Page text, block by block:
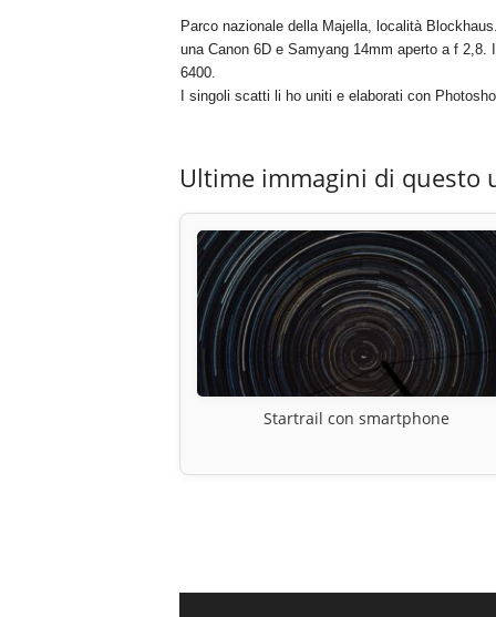
Parco nazionale della Majella, località
una Canon 6D e Samyang 14mm aperto a f
6400.
I singoli scatti li ho uniti e elaborati con
Ultime immagini di questo
Startrail con smartphone